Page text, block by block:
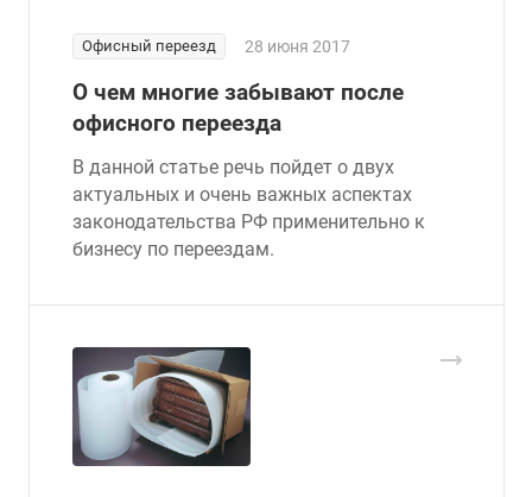
Офисный переезд 28 июня 2017
О чем многие забывают после
офисного переезда
В данной статье речь пойдет о двух
актуальных и очень важных аспектах
законодательства РФ применительно к
бизнесу по переездам.